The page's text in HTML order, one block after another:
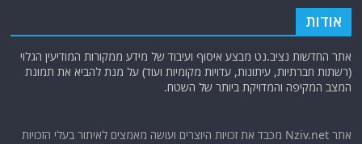
מערכות ההגנה האווירית הישראלית. ספוילר: סין ורוסיה מסייעות בהעברת
טכנולוגיות!
בלי סלולרי, בלי שיירות: המצוד הישראלי שהוריד את הנהגת החות'ים למחתרת
מוות ל"מוות לאמריקה": הצצה לסקר החשאי שמוכיח כי העם האיראני כבר
בחר בדמוקרטיה ושלום עם המערב